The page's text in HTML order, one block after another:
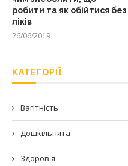
робити та як обійтися без
ліків
26/06/2019
КАТЕГОРІЇ
Вагітність
Дошкільнята
Здоров'я